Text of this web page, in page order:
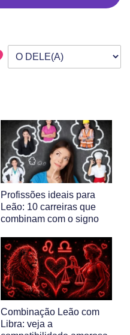
Profissões ideais para
Leão: 10 carreiras que
combinam com o signo
Combinação Leão com
Libra: veja a